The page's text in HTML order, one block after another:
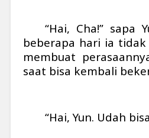
“Hai, Cha!” sapa
beberapa hari ia
membuat
saat bisa kembali
“Hai, Yun. Udah